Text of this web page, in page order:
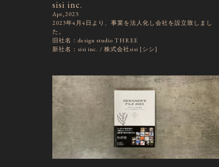
sisi inc.
Apr,2023
2023年4月4日より、事業を法人化し会社を設立致しまし
た。
旧社名：design studio THREE
新社名：sisi inc. / 株式会社sisi [シシ]